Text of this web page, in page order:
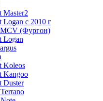
Master2
Logan c 2010 г
МСV (Фургон)
Logan
Koleos
Kangoo
Duster